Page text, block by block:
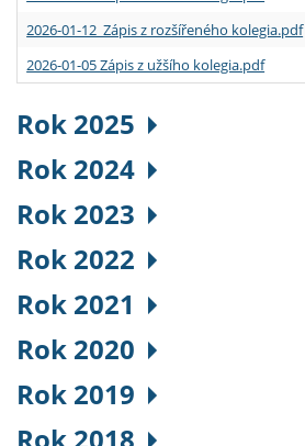
2026-01-12 Zápis z rozšířeného kolegia.pdf
2026-01-05 Zápis z užšího kolegia.pdf
Rok 2025
Rok 2024
Rok 2023
Rok 2022
Rok 2021
Rok 2020
Rok 2019
Rok 2018